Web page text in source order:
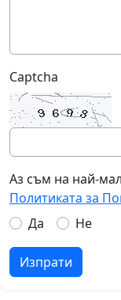
Captcha
Аз съм на най-
Политиката за
Да
Не
Изпрати